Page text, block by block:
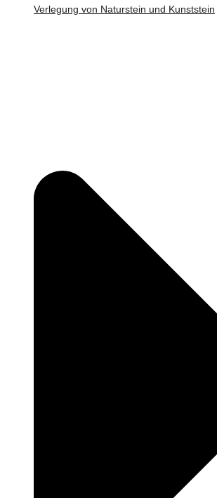
Verlegung von Naturstein und Kunststein